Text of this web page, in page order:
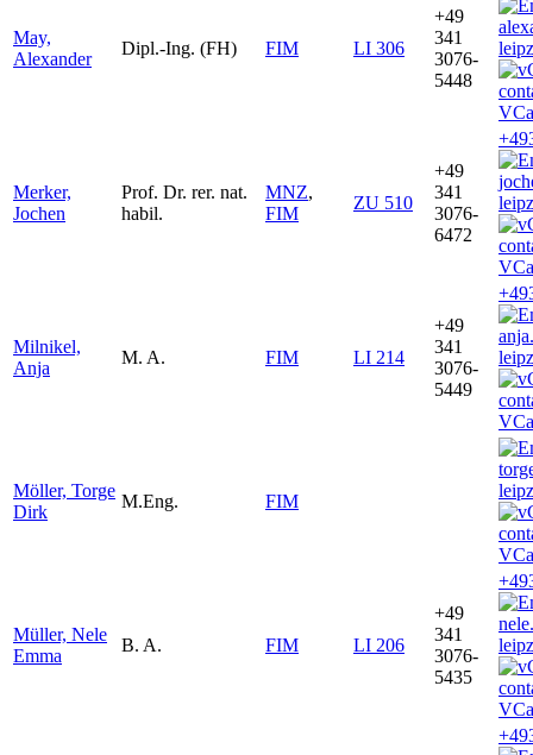
May,
Alexander
Dipl.-Ing. (FH) FIM LI 306
+49
341
3076-
5448
Merker,
Jochen
Prof. Dr. rer. nat.
habil.
MNZ,
FIM
ZU 510
+49
341
3076-
6472
Milnikel,
Anja
M. A. FIM LI 214
+49
341
3076-
5449
Möller, Torge
Dirk
M.Eng. FIM
Müller, Nele
Emma
B. A. FIM LI 206
+49
341
3076-
5435